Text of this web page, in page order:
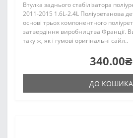
Втулка заднього стабілізатора
2011-2015 1.6L-2.4L Поліуретанова
основі трьох компонентного
затвердіння виробництва Франції.
таку ж, як і гумові оригінальні сайл..
340.00₴
ДО КОШИКА